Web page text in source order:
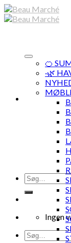
Skip
to
Søg
efter:
Ingen
Søg
🍊
·🌿